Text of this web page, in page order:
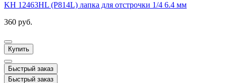
KH 12463HL (P814L) лапка для отстрочки 1/4 6.4 мм
360 руб.
Купить
Быстрый заказ
Быстрый заказ